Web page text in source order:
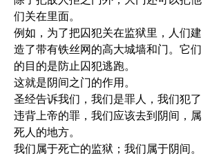
们关在里面。
例如，为了把囚犯关在监狱里，人们建
造了带有铁丝网的高大城墙和门。它们
的目的是防止囚犯逃跑。
这就是阴间之门的作用。
圣经告诉我们，我们是罪人，我们犯了
违背上帝的罪，我们应该去到阴间，属
死人的地方。
我们属于死亡的监狱；我们属于阴间。